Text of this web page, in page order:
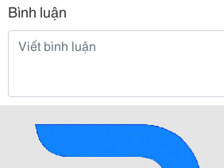
Bình luận